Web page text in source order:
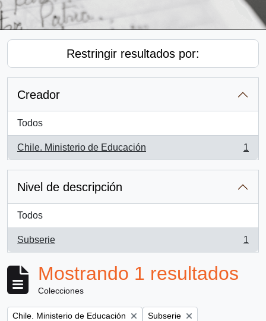
Restringir resultados por:
Creador
Todos
Chile. Ministerio de Educación
, 1 resultados
1
Nivel de descripción
Todos
Subserie
, 1 resultados
1
Mostrando 1 resultados
Colecciones
Remove filter:
Chile. Ministerio de Educación Remove filter:
Subserie